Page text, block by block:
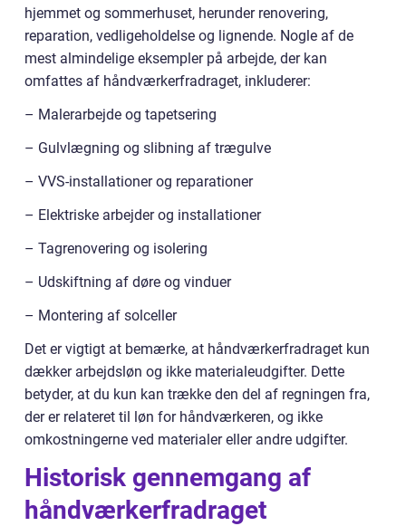
hjemmet og sommerhuset, herunder renovering,
reparation, vedligeholdelse og lignende. Nogle af de
mest almindelige eksempler på arbejde, der kan
omfattes af håndværkerfradraget, inkluderer:
– Malerarbejde og tapetsering
– Gulvlægning og slibning af trægulve
– VVS-installationer og reparationer
– Elektriske arbejder og installationer
– Tagrenovering og isolering
– Udskiftning af døre og vinduer
– Montering af solceller
Det er vigtigt at bemærke, at håndværkerfradraget kun
dækker arbejdsløn og ikke materialeudgifter. Dette
betyder, at du kun kan trække den del af regningen fra,
der er relateret til løn for håndværkeren, og ikke
omkostningerne ved materialer eller andre udgifter.
Historisk gennemgang af
håndværkerfradraget